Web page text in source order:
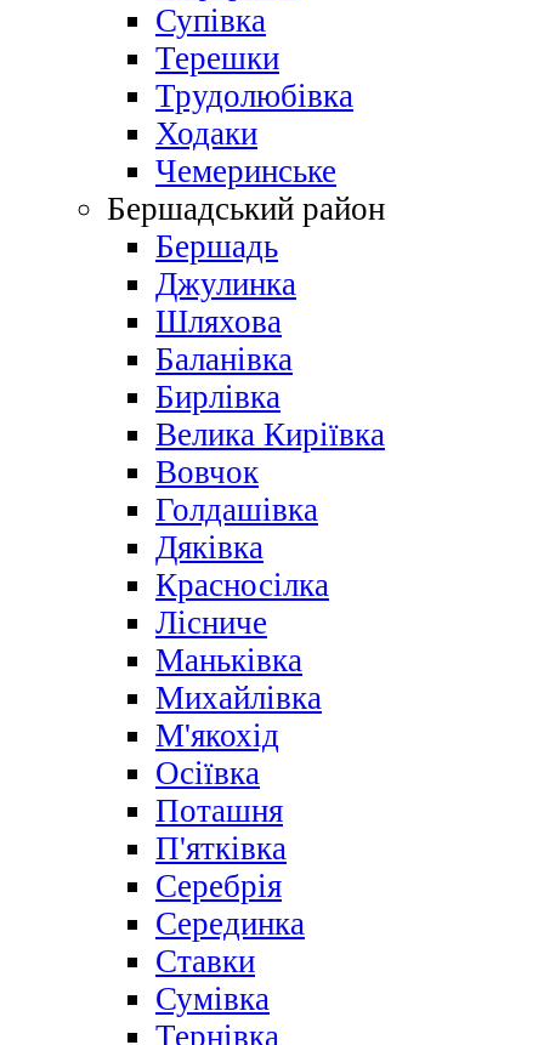
Супівка
Терешки
Трудолюбівка
Ходаки
Чемеринське
Бершадський район
Бершадь
Джулинка
Шляхова
Баланівка
Бирлівка
Велика Киріївка
Вовчок
Голдашівка
Дяківка
Красносілка
Лісниче
Маньківка
Михайлівка
М'якохід
Осіївка
Поташня
П'ятківка
Серебрія
Серединка
Ставки
Сумівка
Тернівка